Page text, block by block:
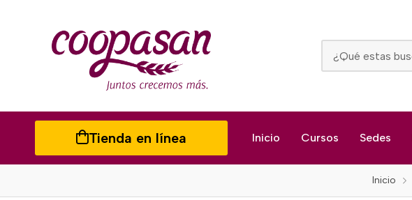
Tienda en línea Inicio Cursos Sedes
Inicio